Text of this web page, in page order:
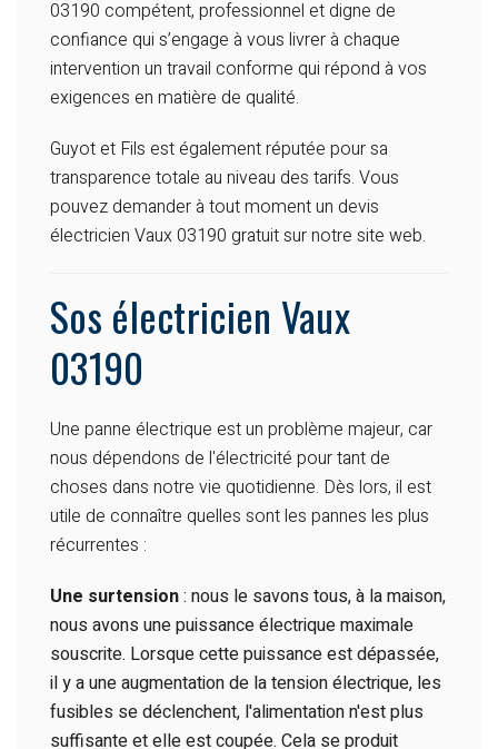
03190 compétent, professionnel et digne de
confiance qui s’engage à vous livrer à chaque
intervention un travail conforme qui répond à vos
exigences en matière de qualité.
Guyot et Fils est également réputée pour sa
transparence totale au niveau des tarifs. Vous
pouvez demander à tout moment un devis
électricien Vaux 03190 gratuit sur notre site web.
Sos électricien Vaux
03190
Une panne électrique est un problème majeur, car
nous dépendons de l'électricité pour tant de
choses dans notre vie quotidienne. Dès lors, il est
utile de connaître quelles sont les pannes les plus
récurrentes :
Une surtension: nous le savons tous, à la maison,
nous avons une puissance électrique maximale
souscrite. Lorsque cette puissance est dépassée,
il y a une augmentation de la tension électrique, les
fusibles se déclenchent, l'alimentation n'est plus
suffisante et elle est coupée. Cela se produit